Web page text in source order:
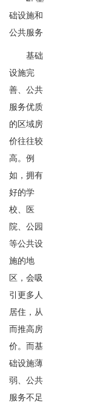
础设施和
公共服务
基础
设施完
善、公共
服务优质
的区域房
价往往较
高。例
如，拥有
好的学
校、医
院、公园
等公共设
施的地
区，会吸
引更多人
居住，从
而推高房
价。而基
础设施薄
弱、公共
服务不足